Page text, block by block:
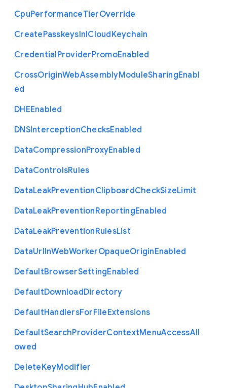
CpuPerformanceTierOverride
CreatePasskeysInICloudKeychain
CredentialProviderPromoEnabled
CrossOriginWebAssemblyModuleSharingEnabl
ed
DHEEnabled
DNSInterceptionChecksEnabled
DataCompressionProxyEnabled
DataControlsRules
DataLeakPreventionClipboardCheckSizeLimit
DataLeakPreventionReportingEnabled
DataLeakPreventionRulesList
DataUrlInWebWorkerOpaqueOriginEnabled
DefaultBrowserSettingEnabled
DefaultDownloadDirectory
DefaultHandlersForFileExtensions
DefaultSearchProviderContextMenuAccessAll
owed
DeleteKeyModifier